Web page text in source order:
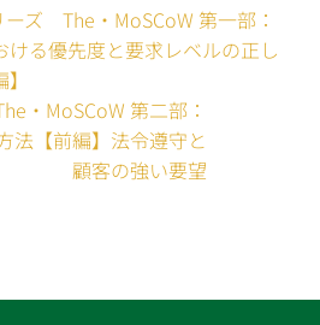
ーズ The・MoSCoW 第一部：
ける優先度と要求レベルの正し
・MoSCoW 第二部：
法【前編】法令遵守と
顧客の強い要望